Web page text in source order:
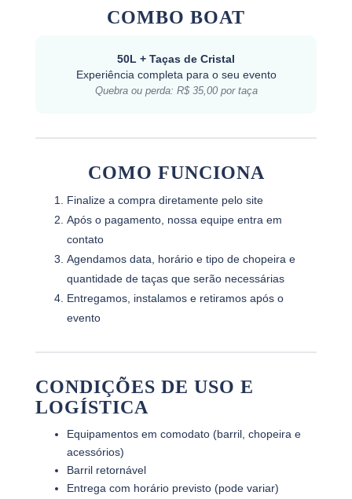
COMBO BOAT
50L + Taças de Cristal
Experiência completa para o seu evento
Quebra ou perda: R$ 35,00 por taça
COMO FUNCIONA
Finalize a compra diretamente pelo site
Após o pagamento, nossa equipe entra em
contato
Agendamos data, horário e tipo de chopeira e
quantidade de taças que serão necessárias
Entregamos, instalamos e retiramos após o
evento
CONDIÇÕES DE USO E
LOGÍSTICA
Equipamentos em comodato (barril, chopeira e
acessórios)
Barril retornável
Entrega com horário previsto (pode variar)